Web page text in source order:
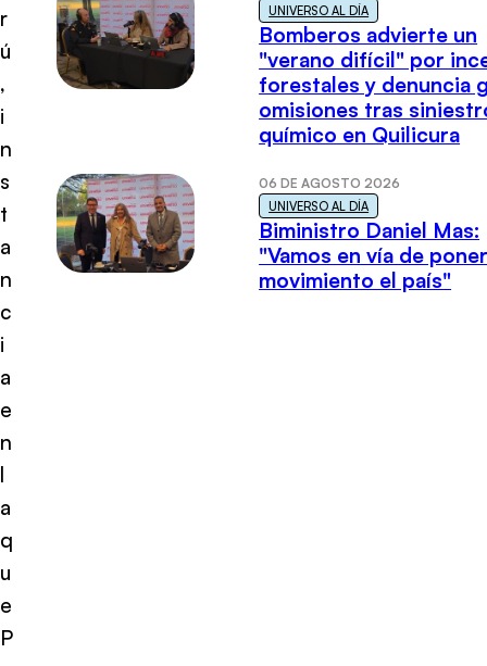
r
ú
,
i
n
s
t
a
n
c
i
a
e
n
l
a
q
u
e
P
UNIVERSO AL DÍA
Bomberos advierte un
"verano difícil" por
forestales y denuncia
omisiones tras
químico en Quilicura
06 DE AGOSTO 2026
UNIVERSO AL DÍA
Biministro Daniel Mas:
"Vamos en vía de
movimiento el país"